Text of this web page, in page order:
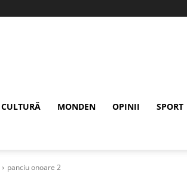
CULTURĂ MONDEN OPINII SPORT
panciu onoare 2